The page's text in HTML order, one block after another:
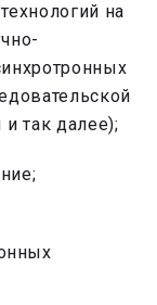
на
так далее);